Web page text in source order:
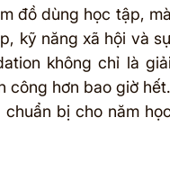
đồ dùng học tập, mà
kỹ năng xã hội và
không chỉ là giải
công hơn bao giờ hết.
bị cho năm học